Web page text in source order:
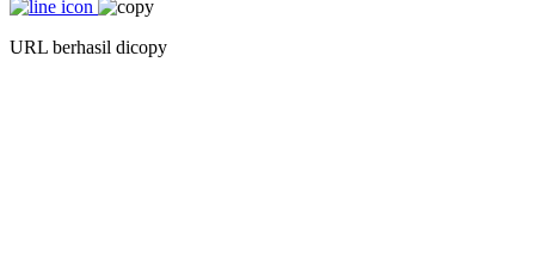
URL berhasil dicopy